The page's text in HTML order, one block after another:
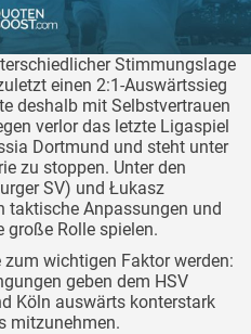
Stimmungslage
einen 2:1-Auswärtssieg
deshalb mit Selbstvertrauen
verlor das letzte Ligaspiel
Dortmund und steht unter
zu stoppen. Unter den
SV) und Łukasz
taktische Anpassungen und
große Rolle spielen.
wichtigen Faktor werden:
geben dem HSV
Köln auswärts konterstark
mitzunehmen.